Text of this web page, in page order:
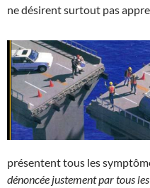
ne désirent surtout pas
présentent tous les
dénoncée justement par tous